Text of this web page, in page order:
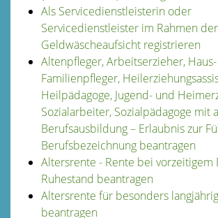
Als Servicedienstleisterin oder
Servicedienstleister im Rahmen der
Geldwäscheaufsicht registrieren
Altenpfleger, Arbeitserzieher,
Familienpfleger,
Heilpädagoge, Jugend- und
Sozialarbeiter, Sozialpädagoge mit
Berufsausbildung – Erlaubnis zur
Berufsbezeichnung beantragen
Altersrente - Rente bei
Ruhestand beantragen
Altersrente für besonders
beantragen